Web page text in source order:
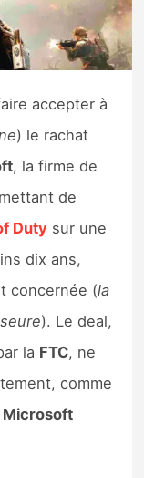
2
accepter à
) le rachat
, la firme de
de
Duty sur une
dix ans,
concernée (la
). Le deal,
la FTC, ne
comme
Microsoft